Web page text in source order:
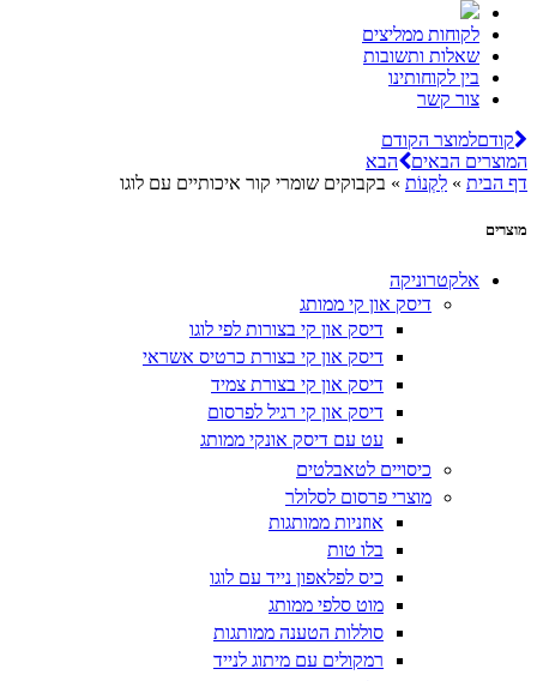
לקוחות ממליצים
שאלות ותשובות
בין לקוחותינו
צור קשר
קודםלמוצר הקודם
המוצרים הבאים
הבא
דף הבית » לִקְנוֹת » בקבוקים שומרי קור איכותיים עם לוגו
מוצרים
אלקטרוניקה
דיסק און קי ממותג
דיסק און קי בצורות לפי לוגו
דיסק און קי בצורת כרטיס אשראי
דיסק און קי בצורת צמיד
דיסק און קי רגיל לפרסום
עט עם דיסק אונקי ממותג
כיסויים לטאבלטים
מוצרי פרסום לסלולר
אוזניות ממותגות
בלו טות
כיס לפלאפון נייד עם לוגו
מוט סלפי ממותג
סוללות הטענה ממותגות
רמקולים עם מיתוג לנייד